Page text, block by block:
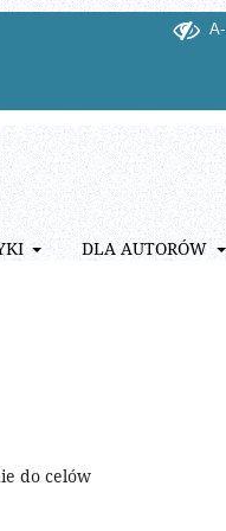
DLA AUTORÓW
A-
do celów